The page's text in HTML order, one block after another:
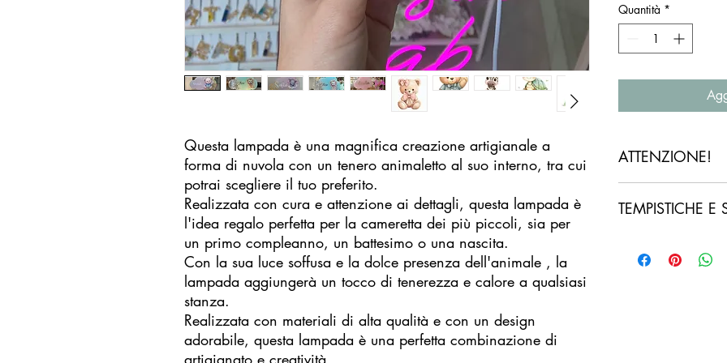
Questa lampada è una magnifica creazione artigianale a
forma di nuvola con un tenero animaletto al suo interno, tra cui
potrai scegliere il tuo preferito.
Realizzata con cura e attenzione ai dettagli, questa lampada è
l'idea regalo perfetta per la cameretta dei più piccoli, sia per
un primo compleanno, un battesimo o una nascita.
Con la sua luce soffusa e la dolce presenza dell'animale , la
lampada aggiungerà un tocco di tenerezza e calore a qualsiasi
stanza.
Realizzata con materiali di alta qualità e con un design
adorabile, questa lampada è una perfetta combinazione di
artigianato e creatività.
Quantità *
ATTENZIONE!
prodotti e digitare
SE hai sbagliato a
TEMPISTICHE E
L'attesa è